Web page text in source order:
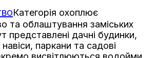
Категорія охоплює
та облаштування заміських
представлені дачні будинки,
паркани та садові